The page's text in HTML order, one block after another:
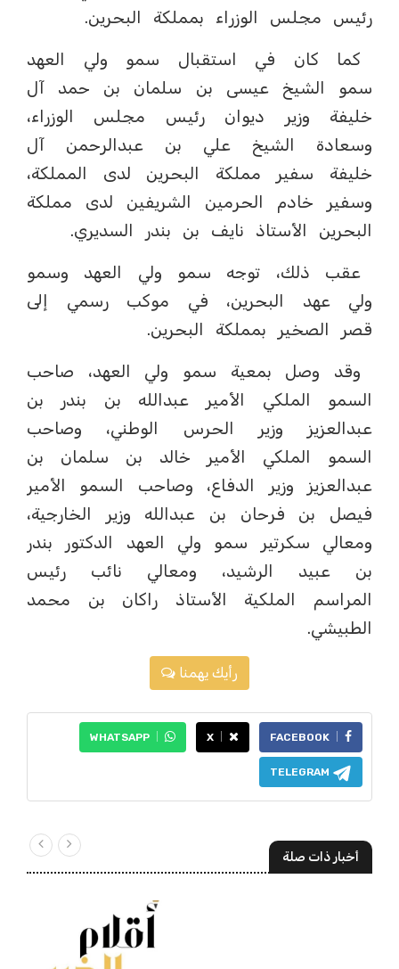
رئيس مجلس الوزراء بمملكة البحرين.
كما كان في استقبال سمو ولي العهد
سمو الشيخ عيسى بن سلمان بن حمد آل
خليفة وزير ديوان رئيس مجلس الوزراء،
وسعادة الشيخ علي بن عبدالرحمن آل
خليفة سفير مملكة البحرين لدى المملكة،
وسفير خادم الحرمين الشريفين لدى مملكة
البحرين الأستاذ نايف بن بندر السديري.
عقب ذلك، توجه سمو ولي العهد وسمو
ولي عهد البحرين، في موكب رسمي إلى
قصر الصخير بمملكة البحرين.
وقد وصل بمعية سمو ولي العهد، صاحب
السمو الملكي الأمير عبدالله بن بندر بن
عبدالعزيز وزير الحرس الوطني، وصاحب
السمو الملكي الأمير خالد بن سلمان بن
عبدالعزيز وزير الدفاع، وصاحب السمو الأمير
فيصل بن فرحان بن عبدالله وزير الخارجية،
ومعالي سكرتير سمو ولي العهد الدكتور بندر
بن عبيد الرشيد، ومعالي نائب رئيس
المراسم الملكية الأستاذ راكان بن محمد
الطبيشي.
رأيك يهمنا
FACEBOOK
X
WHATSAPP
TELEGRAM
أخبار ذات صلة